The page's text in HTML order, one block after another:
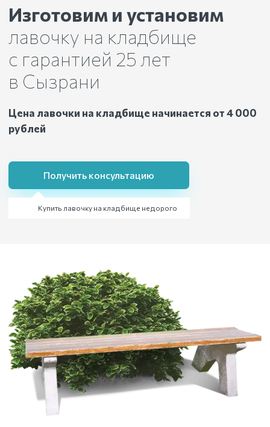
Изготовим и установим
лавочку на кладбище
с гарантией 25 лет
в Сызрани
Цена лавочки на кладбище начинается от 4 000
рублей
Получить консультацию
Купить лавочку на кладбище недорого